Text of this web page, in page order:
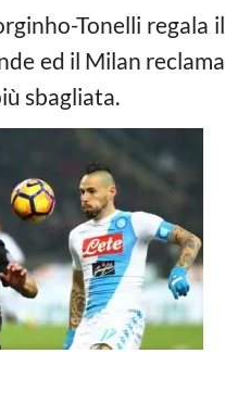
Tonelli regala il
ed il Milan reclama
sbagliata.